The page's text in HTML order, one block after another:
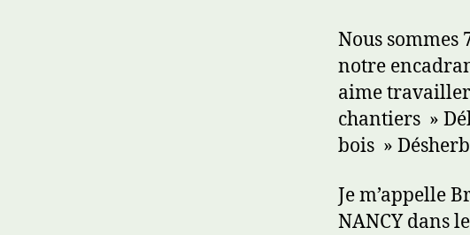
Nous sommes
notre
aime
chantiers »
bois »
Je m’appelle
NANCY dans